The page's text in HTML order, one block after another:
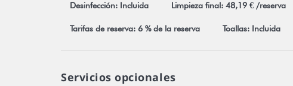
Desinfección: Incluida Limpieza final: 48,19 € /reserva
Tarifas de reserva: 6 % de la reserva Toallas: Incluida
Servicios opcionales